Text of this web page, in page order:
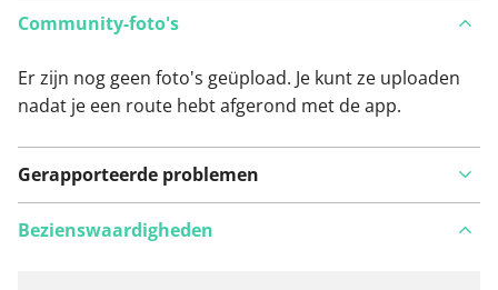
Community-foto's
Er zijn nog geen foto's geüpload. Je kunt ze uploaden
nadat je een route hebt afgerond met de app.
Gerapporteerde problemen
Bezienswaardigheden